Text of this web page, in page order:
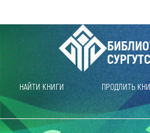
НАЙТИ КНИГИ ПРОДЛИТЬ